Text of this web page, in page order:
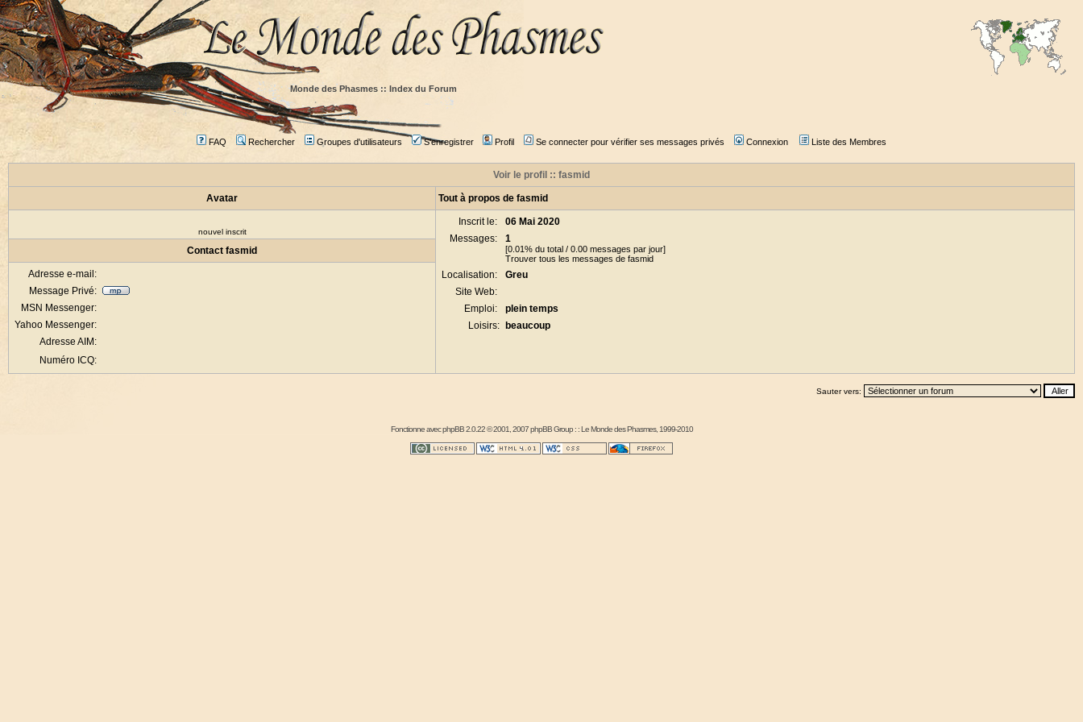
Monde des Phasmes :: Index du Forum
FAQ Rechercher Groupes d'utilisateurs S'enregistrer Profil Se connecter pour vérifier ses messages privés Connexion Liste des Membres
Voir le profil :: fasmid
Avatar Tout à propos de fasmid
nouvel inscrit
Inscrit le:
06 Mai 2020
Messages:
1
[0.01% du total / 0.00 messages par jour]
Trouver tous les messages de fasmid
Localisation:
Greu
Site Web:
Emploi:
plein temps
Loisirs:
beaucoup
Contact fasmid
Adresse e-mail:
Message Privé:
MSN Messenger:
Yahoo Messenger:
Adresse AIM:
Numéro ICQ:
Sauter vers:
Fonctionne avecphpBB2.0.22 © 2001, 2007 phpBB Group : :Le Monde des Phasmes, 1999-2010